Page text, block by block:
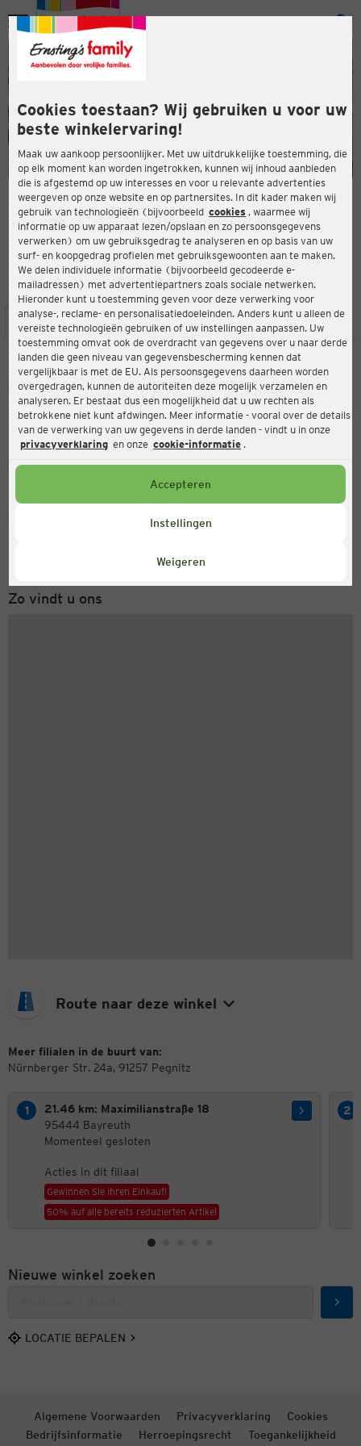
Cookies toestaan? Wij gebruiken u voor uw
beste winkelervaring!
Maak uw aankoop persoonlijker. Met uw uitdrukkelijke toestemming, die
op elk moment kan worden ingetrokken, kunnen wij inhoud aanbieden
die is afgestemd op uw interesses en voor u relevante advertenties
weergeven op onze website en op partnersites. In dit kader maken wij
gebruik van technologieën (bijvoorbeeld cookies , waarmee wij
informatie op uw apparaat lezen/opslaan en zo persoonsgegevens
verwerken) om uw gebruiksgedrag te analyseren en op basis van uw
surf- en koopgedrag profielen met gebruiksgewoonten aan te maken.
We delen individuele informatie (bijvoorbeeld gecodeerde e-
mailadressen) met advertentiepartners zoals sociale netwerken.
Hieronder kunt u toestemming geven voor deze verwerking voor
analyse-, reclame- en personalisatiedoeleinden. Anders kunt u alleen de
vereiste technologieën gebruiken of uw instellingen aanpassen. Uw
toestemming omvat ook de overdracht van gegevens over u naar derde
landen die geen niveau van gegevensbescherming kennen dat
vergelijkbaar is met de EU. Als persoonsgegevens daarheen worden
overgedragen, kunnen de autoriteiten deze mogelijk verzamelen en
analyseren. Er bestaat dus een mogelijkheid dat u uw rechten als
betrokkene niet kunt afdwingen. Meer informatie - vooral over de details
van de verwerking van uw gegevens in derde landen - vindt u in onze
privacyverklaring en onze cookie-informatie .
Accepteren
Instellingen
Weigeren
Menu
ERNSTING'S FAMILY-WINKEL
Nürnberger Str. 24a
91257 Pegnitz
4,4
Beoordeling:
LOCATIE SERVICES ASSORTIMENT ACTIES
Ernsting's family
Nürnberger Str. 24a, 91257 Pegnitz
Gesloten
Servicenummer
Maandag tot vrijdag 8-18 uur
Zo vindt u ons
Route naar deze winkel
Meer filialen in de buurt van:
Nürnberger Str. 24a, 91257 Pegnitz
21.46 km: Maximilianstraße 18
95444 Bayreuth
Momenteel gesloten
Acties in dit filiaal
Gewinnen Sie Ihren Einkauf!
50% auf alle bereits reduzierten Artikel
Nieuwe winkel zoeken
LOCATIE BEPALEN
Algemene Voorwaarden Privacyverklaring
Cookies
Bedrijfsinformatie
Herroepingsrecht Toegankelijkheid